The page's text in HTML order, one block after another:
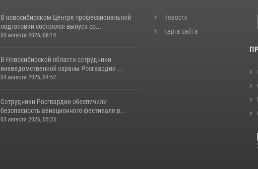
В новосибирском Центре профессиональной
подготовки состоялся выпуск со...
05 августа 2026, 08:14
В Новосибирской области сотрудники
вневедомственной охраны Росгвардии ...
04 августа 2026, 04:52
Сотрудники Росгвардии обеспечили
безопасность авиационного фестиваля в...
03 августа 2026, 05:23
Новости
Карта сайта